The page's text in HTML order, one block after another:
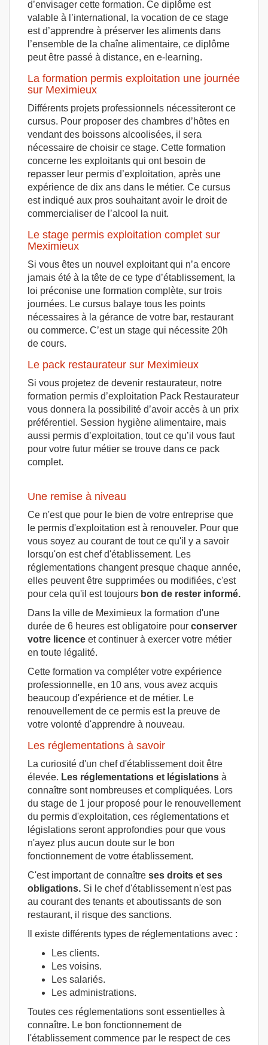
d’envisager cette formation. Ce diplôme est
valable à l’international, la vocation de ce stage
est d’apprendre à préserver les aliments dans
l’ensemble de la chaîne alimentaire, ce diplôme
peut être passé à distance, en e-learning.
La formation permis exploitation une journée
sur Meximieux
Différents projets professionnels nécessiteront ce
cursus. Pour proposer des chambres d’hôtes en
vendant des boissons alcoolisées, il sera
nécessaire de choisir ce stage. Cette formation
concerne les exploitants qui ont besoin de
repasser leur permis d’exploitation, après une
expérience de dix ans dans le métier. Ce cursus
est indiqué aux pros souhaitant avoir le droit de
commercialiser de l’alcool la nuit.
Le stage permis exploitation complet sur
Meximieux
Si vous êtes un nouvel exploitant qui n’a encore
jamais été à la tête de ce type d’établissement, la
loi préconise une formation complète, sur trois
journées. Le cursus balaye tous les points
nécessaires à la gérance de votre bar, restaurant
ou commerce. C’est un stage qui nécessite 20h
de cours.
Le pack restaurateur sur Meximieux
Si vous projetez de devenir restaurateur, notre
formation permis d’exploitation Pack Restaurateur
vous donnera la possibilité d’avoir accès à un prix
préférentiel. Session hygiène alimentaire, mais
aussi permis d’exploitation, tout ce qu’il vous faut
pour votre futur métier se trouve dans ce pack
complet.
Une remise à niveau
Ce n'est que pour le bien de votre entreprise que
le permis d'exploitation est à renouveler. Pour que
vous soyez au courant de tout ce qu'il y a savoir
lorsqu'on est chef d'établissement. Les
réglementations changent presque chaque année,
elles peuvent être supprimées ou modifiées, c'est
pour cela qu'il est toujours bon de rester informé.
Dans la ville de Meximieux la formation d'une
durée de 6 heures est obligatoire pour conserver
votre licence et continuer à exercer votre métier
en toute légalité.
Cette formation va compléter votre expérience
professionnelle, en 10 ans, vous avez acquis
beaucoup d'expérience et de métier. Le
renouvellement de ce permis est la preuve de
votre volonté d'apprendre à nouveau.
Les réglementations à savoir
La curiosité d'un chef d'établissement doit être
élevée. Les réglementations et législations à
connaître sont nombreuses et compliquées. Lors
du stage de 1 jour proposé pour le renouvellement
du permis d'exploitation, ces réglementations et
législations seront approfondies pour que vous
n'ayez plus aucun doute sur le bon
fonctionnement de votre établissement.
C'est important de connaître ses droits et ses
obligations. Si le chef d'établissement n'est pas
au courant des tenants et aboutissants de son
restaurant, il risque des sanctions.
Il existe différents types de réglementations avec :
Les clients.
Les voisins.
Les salariés.
Les administrations.
Toutes ces réglementations sont essentielles à
connaître. Le bon fonctionnement de
l'établissement commence par le respect de ces